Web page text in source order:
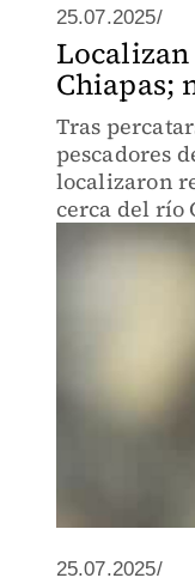
25.07.2025/
Chiapas;
Tras
pescadores
localizaron
cerca del río
de
25.07.2025/